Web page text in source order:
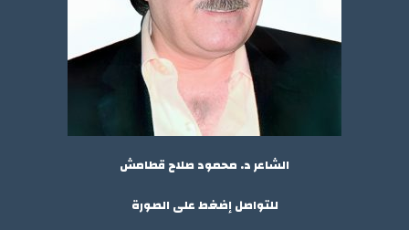
الشاعر د. محمود صلاح قطامش
للتواصل إضغط على الصورة